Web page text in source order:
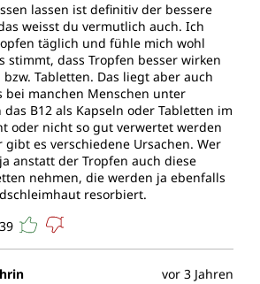
lassen ist definitiv der bessere
weisst du vermutlich auch. Ich
täglich und fühle mich wohl
stimmt, dass Tropfen besser wirken
bzw. Tabletten. Das liegt aber auch
bei manchen Menschen unter
das B12 als Kapseln oder Tabletten im
oder nicht so gut verwertet werden
gibt es verschiedene Ursachen. Wer
anstatt der Tropfen auch diese
nehmen, die werden ja ebenfalls
resorbiert.
39
vor 3 Jahren